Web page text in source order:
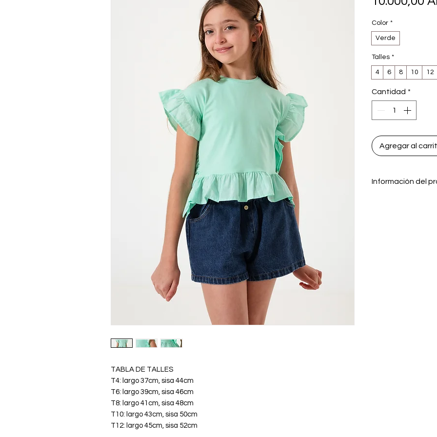
TABLA DE TALLES
T4: largo 37cm, sisa 44cm
T6: largo 39cm, sisa 46cm
T8: largo 41cm, sisa 48cm
T10: largo 43cm, sisa 50cm
T12: largo 45cm, sisa 52cm
Color *
Verde
Talles *
4 6 8 10 12
Cantidad *
Agregar al
Información del